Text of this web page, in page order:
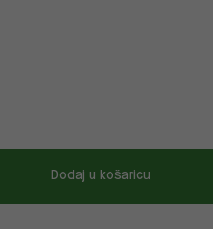
Dodaj u košaricu